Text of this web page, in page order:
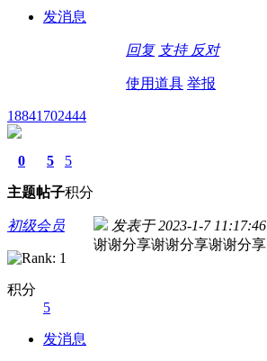
发消息
回复 支持 反对
使用道具 举报
18841702444
0
主题
5
帖子
5
积分
初级会员
积分
5
发消息
发表于 2023-1-7 11:17:46
谢谢分享谢谢分享谢谢分享